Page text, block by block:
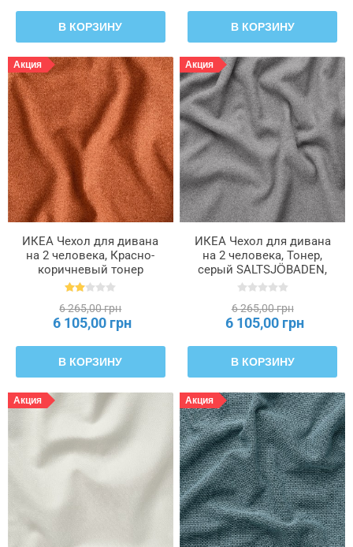
В КОРЗИНУ В КОРЗИНУ
Акция
ИКЕА Чехол для дивана
на 2 человека, Красно-
коричневый тонер
SALTSJÖBADEN,
6 265,00 грн
6 105,00 грн
В КОРЗИНУ
Акция
ИКЕА Чехол для дивана
на 2 человека, Тонер,
серый SALTSJÖBADEN,
306.076.29
6 265,00 грн
6 105,00 грн
В КОРЗИНУ
Акция Акция